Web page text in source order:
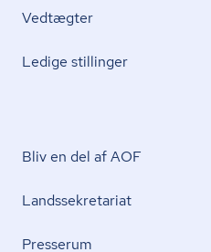
Vedtægter
Ledige stillinger
Bliv en del af AOF
Lands­se­kre­ta­ri­at
Presserum